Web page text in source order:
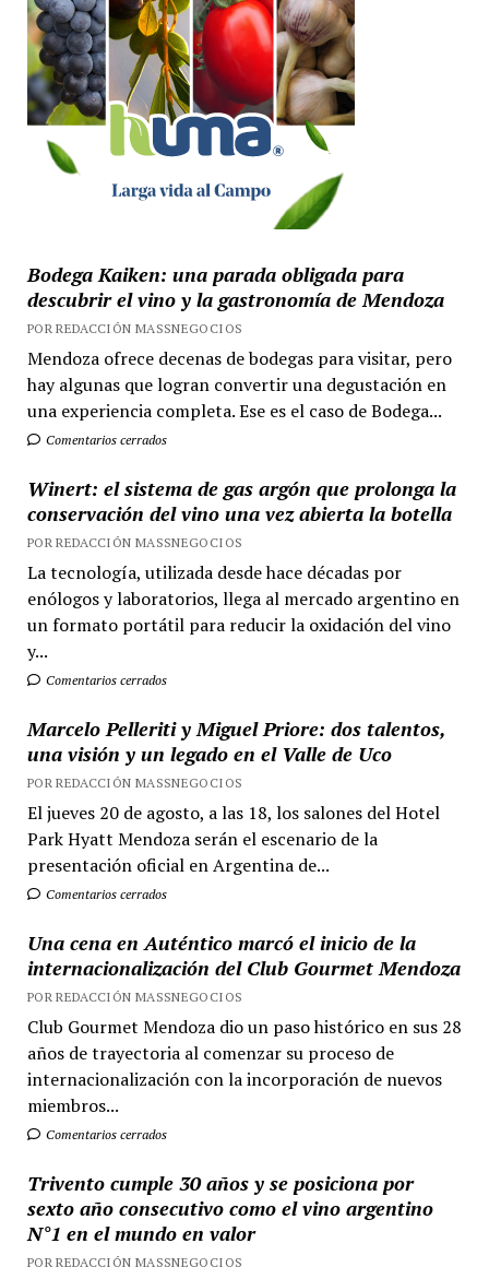
Bodega Kaiken: una parada obligada para
descubrir el vino y la gastronomía de Mendoza
POR REDACCIÓN MASSNEGOCIOS
Mendoza ofrece decenas de bodegas para visitar, pero
hay algunas que logran convertir una degustación en
una experiencia completa. Ese es el caso de Bodega...
Comentarios cerrados
Winert: el sistema de gas argón que prolonga la
conservación del vino una vez abierta la botella
POR REDACCIÓN MASSNEGOCIOS
La tecnología, utilizada desde hace décadas por
enólogos y laboratorios, llega al mercado argentino en
un formato portátil para reducir la oxidación del vino
y...
Comentarios cerrados
Marcelo Pelleriti y Miguel Priore: dos talentos,
una visión y un legado en el Valle de Uco
POR REDACCIÓN MASSNEGOCIOS
El jueves 20 de agosto, a las 18, los salones del Hotel
Park Hyatt Mendoza serán el escenario de la
presentación oficial en Argentina de...
Comentarios cerrados
Una cena en Auténtico marcó el inicio de la
internacionalización del Club Gourmet Mendoza
POR REDACCIÓN MASSNEGOCIOS
Club Gourmet Mendoza dio un paso histórico en sus 28
años de trayectoria al comenzar su proceso de
internacionalización con la incorporación de nuevos
miembros...
Comentarios cerrados
Trivento cumple 30 años y se posiciona por
sexto año consecutivo como el vino argentino
N°1 en el mundo en valor
POR REDACCIÓN MASSNEGOCIOS